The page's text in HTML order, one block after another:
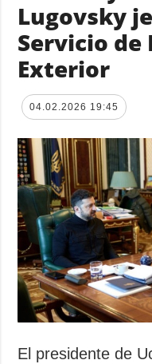
Lugovsky
Servicio
Exterior
04.02.2026 19:45
El presidente de